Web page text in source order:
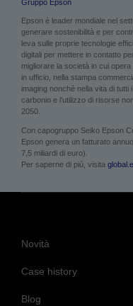
Gruppo Epson
Epson è leader mondiale nel
generare sostenibilità e per
leva sulle proprie tecnologie
digitali per mettere in contatto
migliorare la società in cui
in ufficio, nella stampa
imaging nonché nella vita di
carbonio e l’utilizzo di risorse
2050.
Con capogruppo Seiko Epson
Epson genera un fatturato
7,5 miliardi di euro).
Per saperne di più, visita
Novità
Case history
Blog